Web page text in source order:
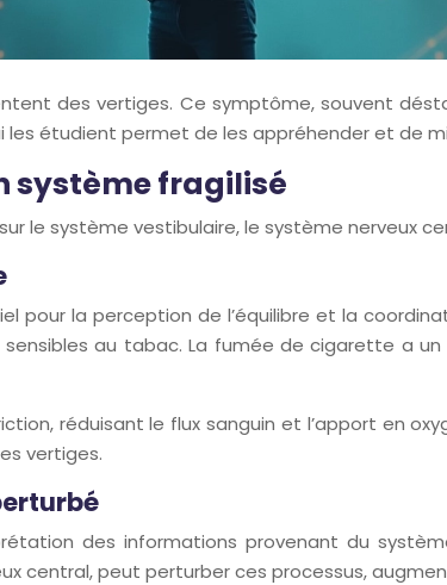
des vertiges. Ce symptôme, souvent
étudient permet de les appréhender et de
système fragilisé
le système vestibulaire, le système nerveux
pour la perception de l’équilibre et la
au tabac. La fumée de cigarette a
réduisant le flux sanguin et l’apport en
vertiges.
des informations provenant du
central, peut perturber ces processus,